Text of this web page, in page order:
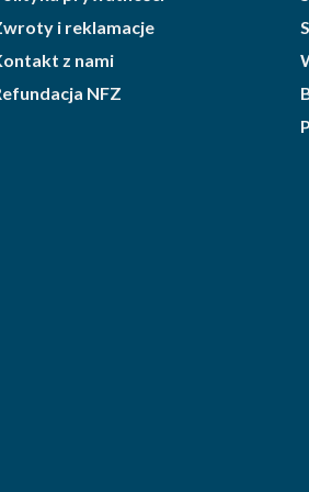
Zwroty i reklamacje
Kontakt z nami
Refundacja NFZ